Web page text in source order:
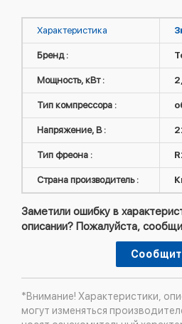
Характеристика
Бренд :
Мощность, кВт :
Тип компрессора :
Напряжение, В :
Тип фреона :
Страна производитель :
Заметили ошибку в
описании? Пожалуйста,
*Внимание! Характеристики,
могут изменяться